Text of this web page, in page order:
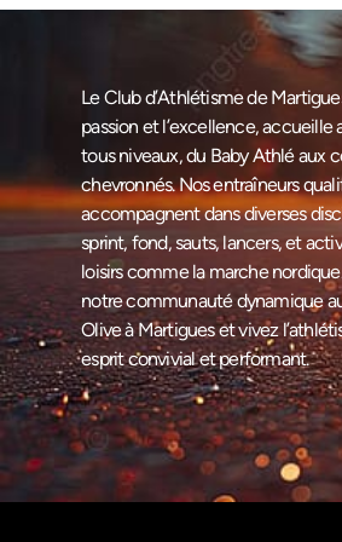
Le Club d’Athlétisme de
passion et l’excellence, accueille
tous niveaux, du Baby Athlé aux
chevronnés. Nos entraîneurs
accompagnent dans diverses
sprint, fond, sauts, lancers, et
loisirs comme la marche
notre communauté dynamique
Olive à Martigues et vivez
esprit convivial et performant.